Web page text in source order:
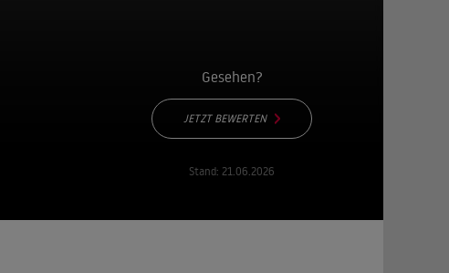
Gesehen?
JETZT BEWERTEN
Stand: 21.06.2026